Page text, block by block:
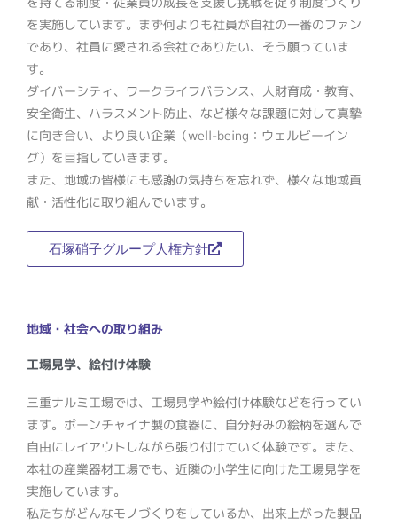
を実施しています。まず何よりも社員が自社の一番のファン
であり、社員に愛される会社でありたい、そう願っていま
す。
ダイバーシティ、ワークライフバランス、人財育成・教育、
安全衛生、ハラスメント防止、など様々な課題に対して真摯
に向き合い、より良い企業（well-being：ウェルビーイン
グ）を目指していきます。
また、地域の皆様にも感謝の気持ちを忘れず、様々な地域貢
献・活性化に取り組んでいます。
石塚硝子グループ人権方針
地域・社会への取り組み
工場見学、絵付け体験
三重ナルミ工場では、工場見学や絵付け体験などを行ってい
ます。ボーンチャイナ製の食器に、自分好みの絵柄を選んで
自由にレイアウトしながら張り付けていく体験です。また、
本社の産業器材工場でも、近隣の小学生に向けた工場見学を
実施しています。
私たちがどんなモノづくりをしているか、出来上がった製品